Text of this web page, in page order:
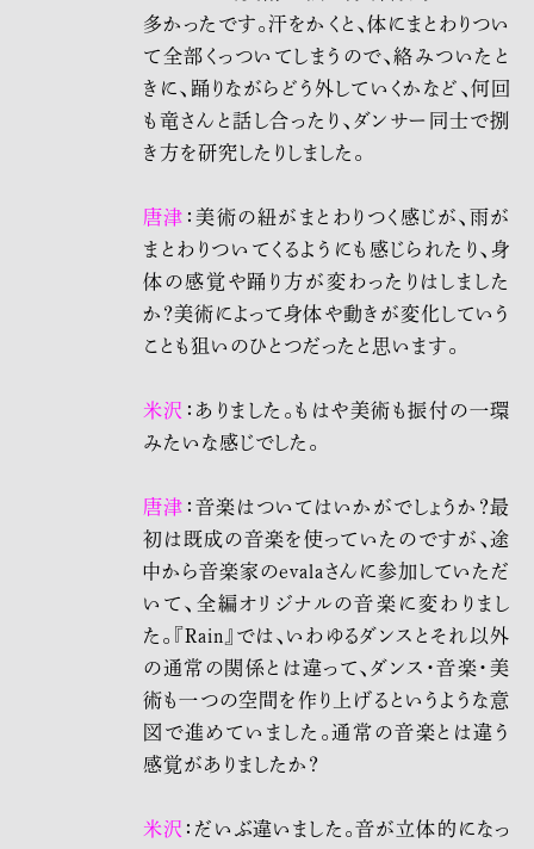
多かったです。汗をかくと、体にまとわりつい
て全部くっついてしまうので、絡みついたと
きに、踊りながらどう外していくかなど、何回
も竜さんと話し合ったり、ダンサー同士で捌
き方を研究したりしました。
唐津 ：美術の紐がまとわりつく感じが、雨が
まとわりついてくるようにも感じられたり、身
体の感覚や踊り方が変わったりはしました
か？美術によって身体や動きが変化していう
ことも狙いのひとつだったと思います。
米沢 ：ありました。もはや美術も振付の一環
みたいな感じでした。
唐津 ：音楽はついてはいかがでしょうか？最
初は既成の音楽を使っていたのですが、途
中から音楽家のevalaさんに参加していただ
いて、全編オリジナルの音楽に変わりまし
た。『Rain』では、いわゆるダンスとそれ以外
の通常の関係とは違って、ダンス・音楽・美
術も一つの空間を作り上げるというような意
図で進めていました。通常の音楽とは違う
感覚がありましたか？
米沢 ：だいぶ違いました。音が立体的になっ